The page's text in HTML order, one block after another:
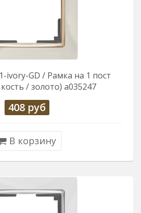
ivory-GD / Рамка на 1 пост
/ золото) a035247
408 руб
В корзину